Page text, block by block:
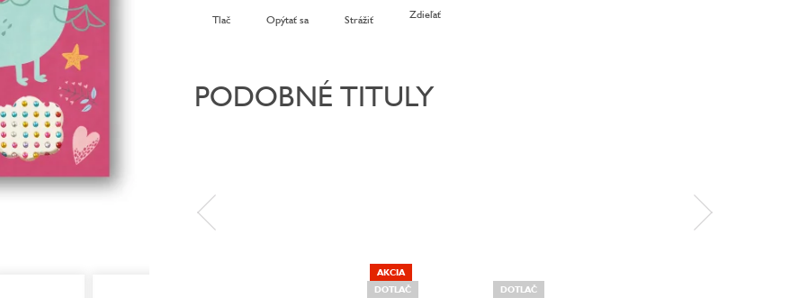
Tlač Opýtať sa Strážiť Zdieľať
PODOBNÉ TITULY
AKCIA
DOTLAČ
DOTLAČ